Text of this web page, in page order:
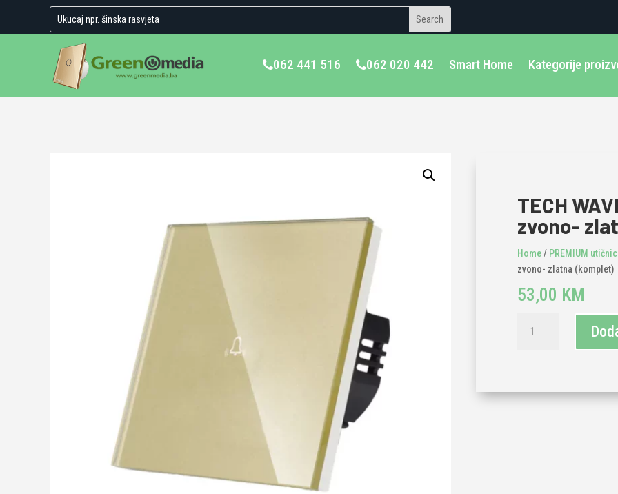
062 441 516 062 020 442 Smart Home Kategorije
TECH
zvono-
Home/ PREMIUM
zvono- zlatna (komplet)
53,00 KM
WAVE
zvono-